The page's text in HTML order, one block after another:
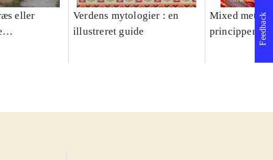
eller
Verdens mytologier : en
illustreret guide
Mixed
principper og
Feedback